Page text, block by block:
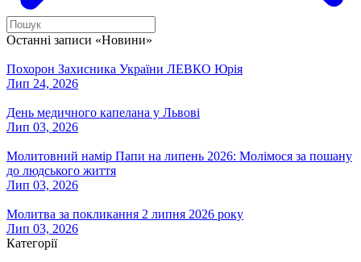
Останні записи «Новини»
Похорон Захисника України ЛЕВКО Юрія
Лип 24, 2026
День медичного капелана у Львові
Лип 03, 2026
Молитовний намір Папи на липень 2026: Молімося за пошану
до людського життя
Лип 03, 2026
Молитва за покликання 2 липня 2026 року
Лип 03, 2026
Категорії